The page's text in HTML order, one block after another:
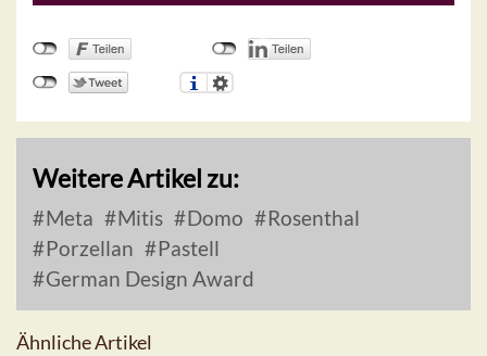
Weitere Artikel zu:
Meta Mitis Domo
Rosenthal
Porzellan
Pastell
German Design Award
Ähnliche Artikel